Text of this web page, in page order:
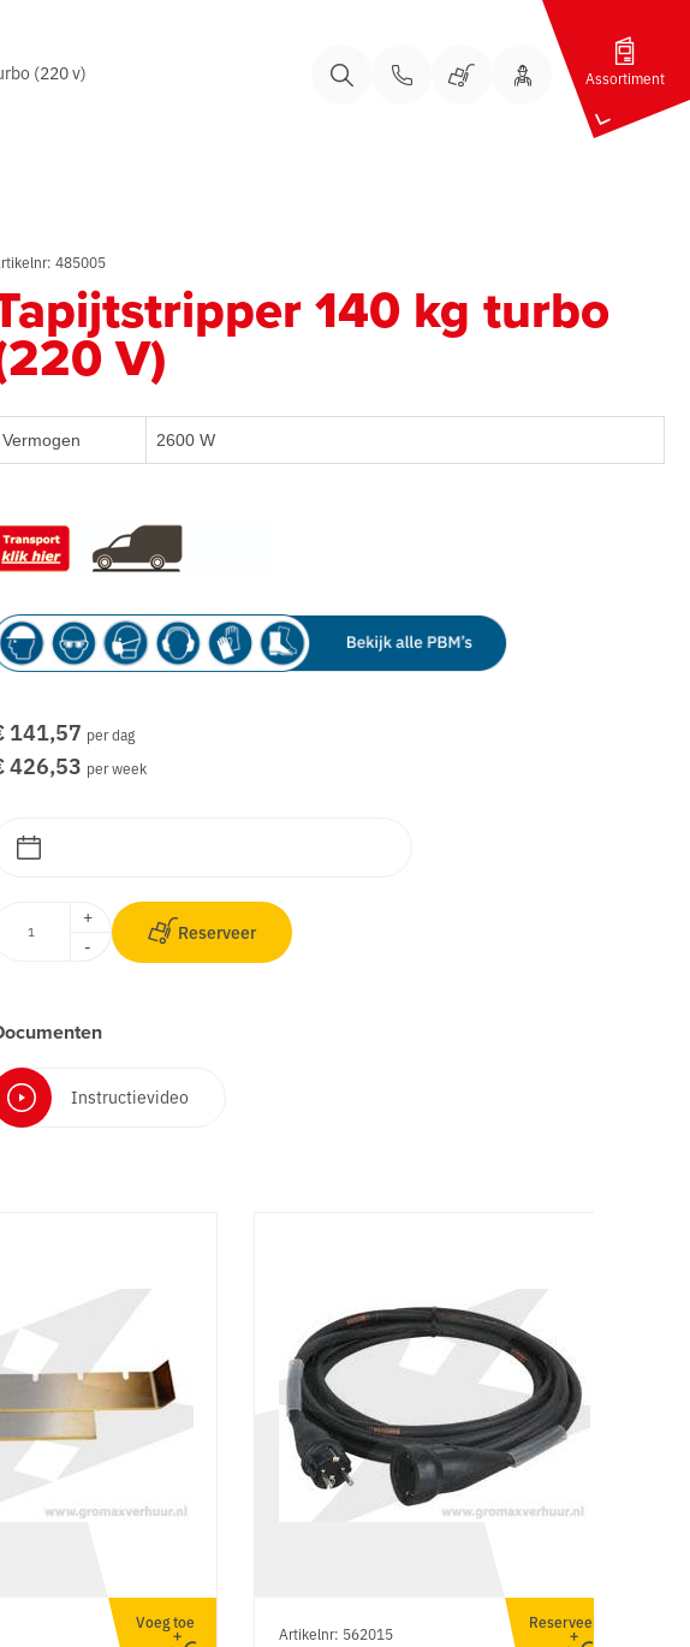
Bel onsBel onsWinkelwagen
Uw Account
Assortiment
(220 v)
485005
140 kg turbo
V)
Vermogen 2600 W
141,57 per dag
426,53 per week
+
-
Reserveer
Instructievideo
Voeg toe
Artikelnr: 562015
Reserveer